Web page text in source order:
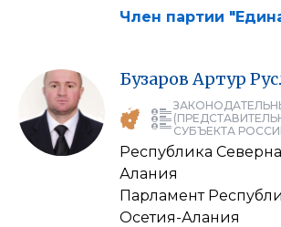
Член партии
Бузаров Артур
СУБЪЕКТА
Республика
Алания
Парламент
Осетия-Алания